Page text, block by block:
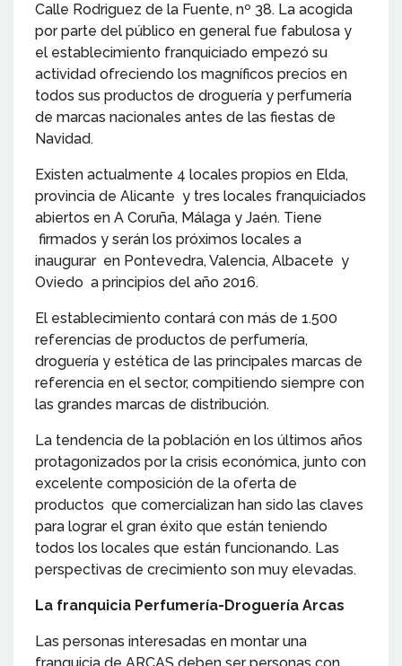
Calle Rodriguez de la Fuente, nº 38. La acogida
por parte del público en general fue fabulosa y
el establecimiento franquiciado empezó su
actividad ofreciendo los magníficos precios en
todos sus productos de droguería y perfumería
de marcas nacionales antes de las fiestas de
Navidad.
Existen actualmente 4 locales propios en Elda,
provincia de Alicante y tres locales franquiciados
abiertos en A Coruña, Málaga y Jaén. Tiene
firmados y serán los próximos locales a
inaugurar en Pontevedra, Valencia, Albacete y
Oviedo a principios del año 2016.
El establecimiento contará con más de 1.500
referencias de productos de perfumería,
droguería y estética de las principales marcas de
referencia en el sector, compitiendo siempre con
las grandes marcas de distribución.
La tendencia de la población en los últimos años
protagonizados por la crisis económica, junto con
excelente composición de la oferta de
productos que comercializan han sido las claves
para lograr el gran éxito que están teniendo
todos los locales que están funcionando. Las
perspectivas de crecimiento son muy elevadas.
La franquicia Perfumería-Droguería Arcas
Las personas interesadas en montar una